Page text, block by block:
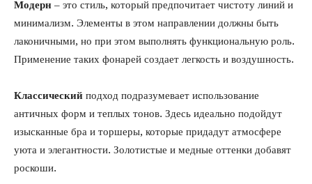
Модерн – это стиль, который предпочитает чистоту линий и
минимализм. Элементы в этом направлении должны быть
лаконичными, но при этом выполнять функциональную роль.
Применение таких фонарей создает легкость и воздушность.
Классический подход подразумевает использование
античных форм и теплых тонов. Здесь идеально подойдут
изысканные бра и торшеры, которые придадут атмосфере
уюта и элегантности. Золотистые и медные оттенки добавят
роскоши.